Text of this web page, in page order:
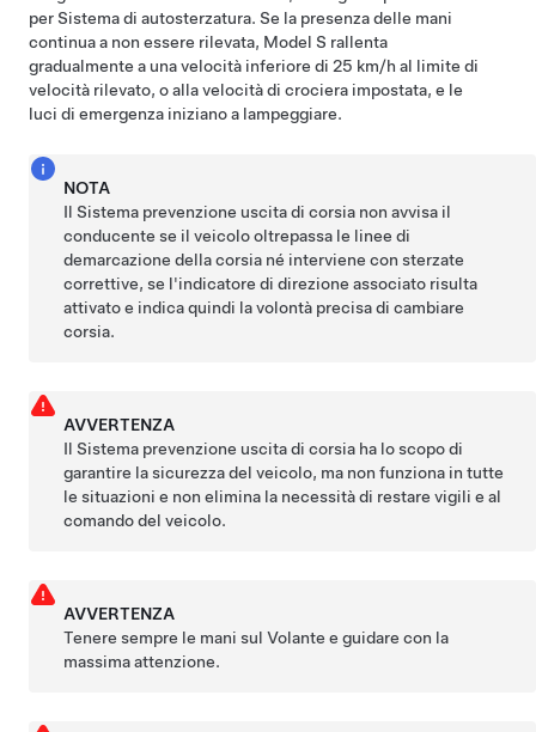
perSistema di autosterzatura. Se la presenza delle mani
continua a non essere rilevata, Model S rallenta
gradualmente a una velocità inferiore di 25 km/h al limite di
velocità rilevato, o alla velocità di crociera impostata, e le
luci di emergenza iniziano a lampeggiare.
NOTA
Il Sistema prevenzione uscita di corsia non avvisa il
conducente se il veicolo oltrepassa le linee di
demarcazione della corsia né interviene con sterzate
correttive, se l'indicatore di direzione associato risulta
attivato e indica quindi la volontà precisa di cambiare
corsia.
AVVERTENZA
Il Sistema prevenzione uscita di corsia ha lo scopo di
garantire la sicurezza del veicolo, ma non funziona in tutte
le situazioni e non elimina la necessità di restare vigili e al
comando del veicolo.
AVVERTENZA
Tenere sempre le mani sulVolante e guidare con la
massima attenzione.